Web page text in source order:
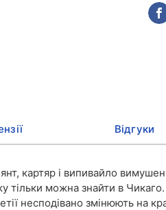
Відгуки
картяр і випивайло
тільки можна знайти в Чикаго.
несподівано змінюють на